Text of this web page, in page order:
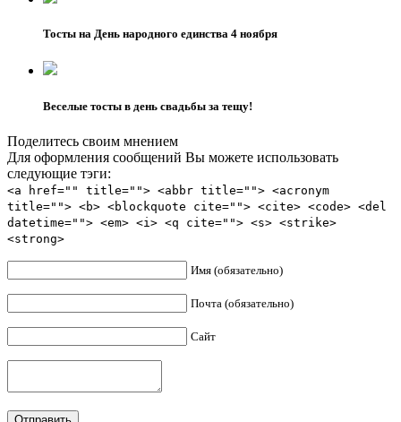
Тосты на День народного единства 4 ноября
Веселые тосты в день свадьбы за тещу!
Поделитесь своим мнением
Для оформления сообщений Вы можете использовать
следующие тэги:
<a href="" title=""> <abbr title=""> <acronym
title=""> <b> <blockquote cite=""> <cite> <code> <del
datetime=""> <em> <i> <q cite=""> <s> <strike>
<strong>
Имя (обязательно)
Почта (обязательно)
Сайт